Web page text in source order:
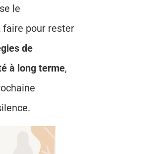
le
faire pour rester
de
à long terme,